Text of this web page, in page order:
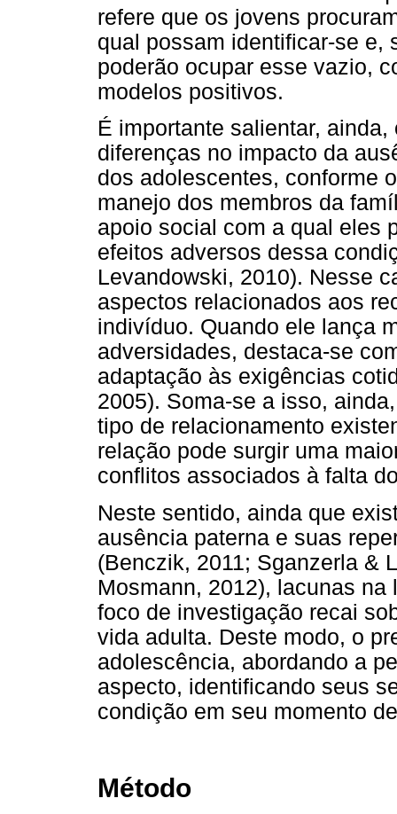
refere que os jovens
qual possam identificar-se e,
poderão ocupar esse vazio,
modelos positivos.
É importante salientar,
diferenças no impacto da
dos adolescentes, conforme
manejo dos membros da
apoio social com a qual eles
efeitos adversos dessa
Levandowski, 2010). Nesse
aspectos relacionados aos
indivíduo. Quando ele lança
adversidades, destaca-se
adaptação às exigências
2005). Soma-se a isso,
tipo de relacionamento
relação pode surgir uma
conflitos associados à falta
Neste sentido, ainda que
ausência paterna e suas
(Benczik, 2011; Sganzerla &
Mosmann, 2012), lacunas
foco de investigação recai
vida adulta. Deste modo, o
adolescência, abordando a
aspecto, identificando seus
condição em seu momento
Método